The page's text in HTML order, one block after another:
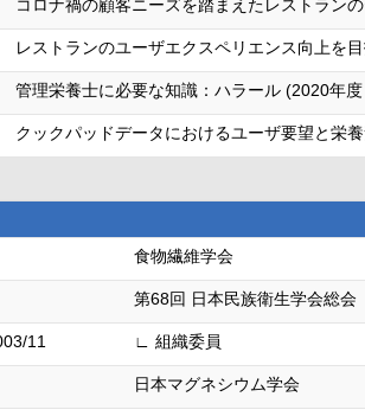
コロナ禍の顧客ニーズを踏まえたレストラン
レストランのユーザエクスペリエンス向上を
管理栄養士に必要な知識：ハラール (2020年
クックパッドデータにおけるユーザ要望と栄
食物繊維学会
第68回 日本民族衛生学会総会
11 ∟ 組織委員
日本マグネシウム学会